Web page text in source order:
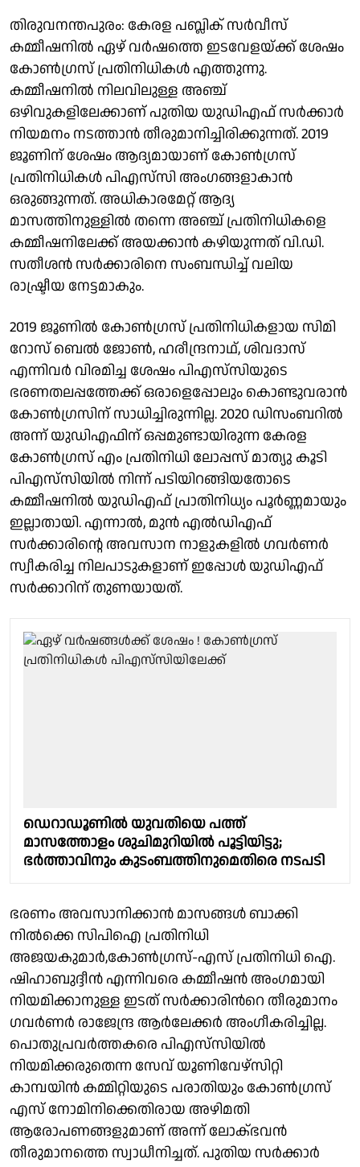
തിരുവനന്തപുരം: കേരള പബ്ലിക് സർവീസ്
കമ്മീഷനിൽ ഏഴ് വർഷത്തെ ഇടവേളയ്ക്ക് ശേഷം
കോൺഗ്രസ് പ്രതിനിധികൾ എത്തുന്നു.
കമ്മീഷനിൽ നിലവിലുള്ള അഞ്ച്
ഒഴിവുകളിലേക്കാണ് പുതിയ യുഡിഎഫ് സർക്കാർ
നിയമനം നടത്താൻ തീരുമാനിച്ചിരിക്കുന്നത്. 2019
ജൂണിന് ശേഷം ആദ്യമായാണ് കോൺഗ്രസ്
പ്രതിനിധികൾ പിഎസ്‌സി അംഗങ്ങളാകാൻ
ഒരുങ്ങുന്നത്. അധികാരമേറ്റ് ആദ്യ
മാസത്തിനുള്ളിൽ തന്നെ അഞ്ച് പ്രതിനിധികളെ
കമ്മീഷനിലേക്ക് അയക്കാൻ കഴിയുന്നത് വി.ഡി.
സതീശന്‍ സർക്കാരിനെ സംബന്ധിച്ച് വലിയ
രാഷ്ട്രീയ നേട്ടമാകും.
2019 ജൂണിൽ കോൺഗ്രസ് പ്രതിനിധികളായ സിമി
റോസ് ബെൽ ജോൺ, ഹരീന്ദ്രനാഥ്, ശിവദാസ്
എന്നിവർ വിരമിച്ച ശേഷം പിഎസ്‌സിയുടെ
ഭരണതലപ്പത്തേക്ക് ഒരാളെപ്പോലും കൊണ്ടുവരാന്‍
കോൺഗ്രസിന് സാധിച്ചിരുന്നില്ല. 2020 ഡിസംബറിൽ
അന്ന് യുഡിഎഫിന് ഒപ്പമുണ്ടായിരുന്ന കേരള
കോൺഗ്രസ് എം പ്രതിനിധി ലോപ്പസ് മാത്യു കൂടി
പിഎസ്‌സിയില്‍ നിന്ന് പടിയിറങ്ങിയതോടെ
കമ്മീഷനിൽ യുഡിഎഫ് പ്രാതിനിധ്യം പൂർണ്ണമായും
ഇല്ലാതായി. എന്നാൽ, മുൻ എൽഡിഎഫ്
സർക്കാരിൻ്റെ അവസാന നാളുകളിൽ ഗവർണർ
സ്വീകരിച്ച നിലപാടുകളാണ് ഇപ്പോൾ യുഡിഎഫ്
സര്‍ക്കാറിന് തുണയായത്.
ഡെറാഡൂണിൽ യുവതിയെ പത്ത്
മാസത്തോളം ശുചിമുറിയില്‍ പൂട്ടിയിട്ടു;
ഭർത്താവിനും കുടംബത്തിനുമെതിരെ നടപടി
ഭരണം അവസാനിക്കാന്‍ മാസങ്ങള്‍ ബാക്കി
നില്‍ക്കെ സിപിഐ പ്രതിനിധി
അജയകുമാർ,കോൺഗ്രസ്-എസ് പ്രതിനിധി ഐ.
ഷിഹാബുദ്ദീൻ എന്നിവരെ കമ്മീഷന്‍ അംഗമായി
നിയമിക്കാനുള്ള ഇടത് സര്‍ക്കാരിന്‍റെ തീരുമാനം
ഗവർണർ രാജേന്ദ്ര ആര്‍ലേക്കര്‍ അംഗീകരിച്ചില്ല.
പൊതുപ്രവർത്തകരെ പിഎസ്‌സിയിൽ
നിയമിക്കരുതെന്ന സേവ് യൂണിവേഴ്സിറ്റി
കാമ്പയിൻ കമ്മിറ്റിയുടെ പരാതിയും കോണ്‍ഗ്രസ്
എസ് നോമിനിക്കെതിരായ അഴിമതി
ആരോപണങ്ങളുമാണ് അന്ന് ലോക്ഭവൻ
തീരുമാനത്തെ സ്വാധീനിച്ചത്. പുതിയ സർക്കാർ